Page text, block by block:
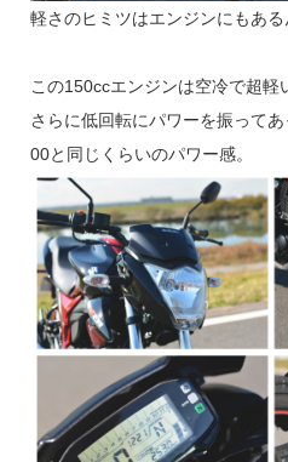
軽さのヒミツはエンジンにもある
この150ccエンジンは空冷で超軽
さらに低回転にパワーを振って
00と同じくらいのパワー感。